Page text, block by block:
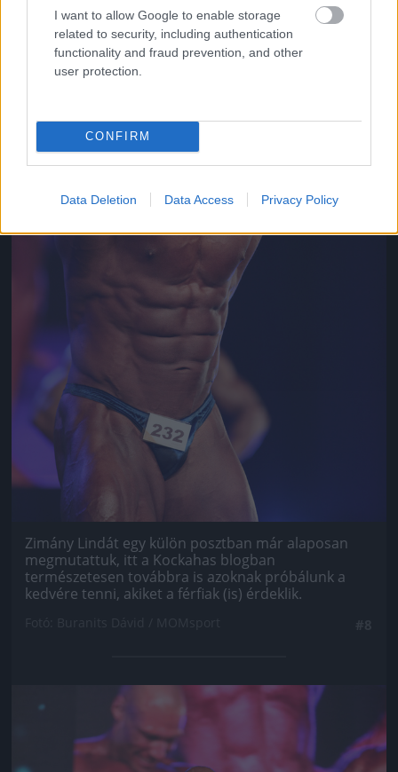
I want to allow Google to enable storage
related to security, including authentication
functionality and fraud prevention, and other
user protection.
CONFIRM
Data Deletion Data Access Privacy Policy
Zimány Lindát egy külön posztban már alaposan
megmutattuk, itt a Kockahas blogban
természetesen továbbra is azoknak próbálunk a
kedvére tenni, akiket a férfiak (is) érdeklik.
Jön még kép!